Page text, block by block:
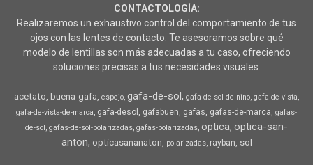
CONTACTOLOGÍA:
Realizaremos un exhaustivo control del comportamiento de tus
ojos con las lentes de contacto. Te asesoramos sobre qué
modelo de lentillas son más adecuadas a tu caso, ofreciendo
soluciones precisas a tus necesidades visuales.
acetato buena-gafa espejo gafa-de-sol gafa-de-sol-de-nino gafa-de-vista
gafa-de-vista-de-marca gafa-desol gafabuen gafas gafas-de-marca gafas-
de-sol gafas-de-sol-polarizadas gafas-polarizadas optica optica-san-
anton opticasananaton polarizadas rayban sol